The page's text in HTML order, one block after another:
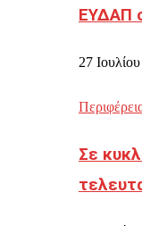
ΕΥΔΑΠ
27
Σε